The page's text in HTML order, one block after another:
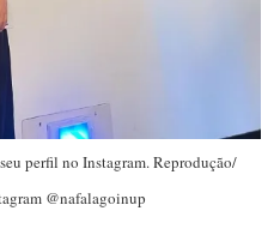
perfil no Instagram. Reprodução/
@nafalagoinup